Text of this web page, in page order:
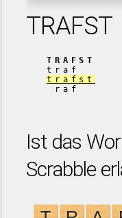
TRAFST
TRAFST
traf
trafst
raf
Ist das
Scrabble